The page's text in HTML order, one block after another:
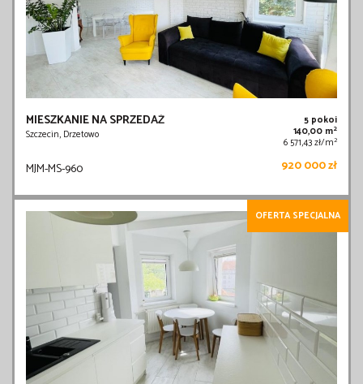
MIESZKANIE NA SPRZEDAŻ
Szczecin, Drzetowo
5 pokoi
140,00 m2
6 571,43 zł/m2
MJM-MS-960 920 000 zł
OFERTA SPECJALNA